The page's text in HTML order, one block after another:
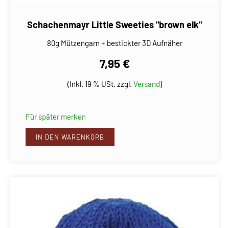
Schachenmayr Little Sweeties "brown elk"
80g Mützengarn + bestickter 3D Aufnäher
7,95 €
(Inkl. 19 % USt. zzgl. Versand)
Für später merken
IN DEN WARENKORB